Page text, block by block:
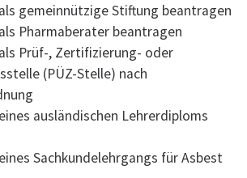
gemeinnützige Stiftung beantragen
Pharmaberater beantragen
Prüf-, Zertifizierung- oder
(PÜZ-Stelle) nach
ausländischen Lehrerdiploms
Sachkundelehrgangs für Asbest